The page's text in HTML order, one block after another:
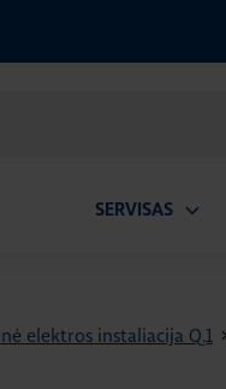
SERVISAS
elektros instaliacija Q.1